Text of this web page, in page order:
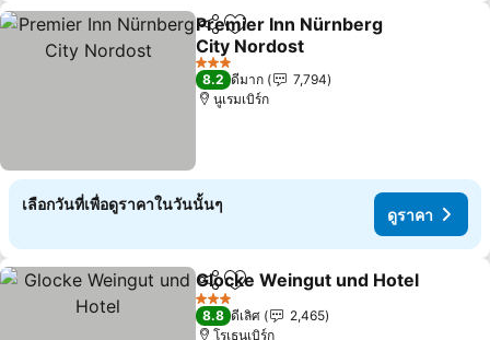
แชร์ เพิ่มในรายการโปรด
Premier Inn Nürnberg
City Nordost
3 ดาว
8.2 ดีมาก
7,794
นูเรมเบิร์ก
เลือกวันที่เพื่อดูราคาในวันนั้นๆ
ดูราคา
แชร์ เพิ่มในรายการโปรด
Glocke Weingut und Hotel
3 ดาว
8.8 ดีเลิศ
2,465
โรเธนเบิร์ก